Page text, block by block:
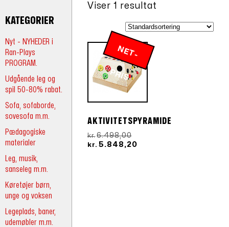
KATEGORIER
Nyt - NYHEDER i
Ran-Plays
PROGRAM.
Udgående leg og
spil 50-80% rabat.
Sofa, sofaborde,
sovesofa m.m.
Pædagogiske
materialer
Leg, musik,
sanseleg m.m.
Køretøjer børn,
unge og voksen
Legeplads, baner,
udemøbler m.m.
Viser 1 resultat
N
E
T
-
P
R
IS
AKTIVITETSPYRAMIDE
kr. 6.498,00Den
oprindelige
kr. 5.848,20Den